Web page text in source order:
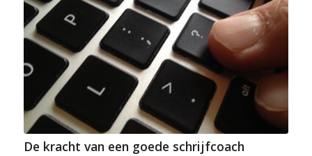
De kracht van een goede schrijfcoach